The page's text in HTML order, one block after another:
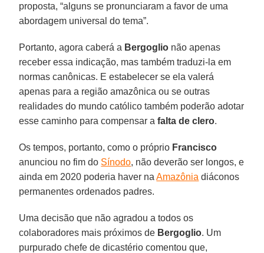
proposta, “alguns se pronunciaram a favor de uma
abordagem universal do tema”.
Portanto, agora caberá a Bergoglio não apenas
receber essa indicação, mas também traduzi-la em
normas canônicas. E estabelecer se ela valerá
apenas para a região amazônica ou se outras
realidades do mundo católico também poderão adotar
esse caminho para compensar afalta de clero.
Os tempos, portanto, como o próprio Francisco
anunciou no fim do Sínodo, não deverão ser longos, e
ainda em 2020 poderia haver naAmazônia diáconos
permanentes ordenados padres.
Uma decisão que não agradou a todos os
colaboradores mais próximos de Bergoglio. Um
purpurado chefe de dicastério comentou que,